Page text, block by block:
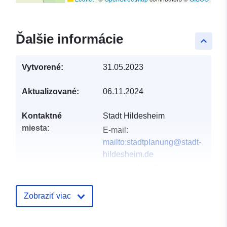
keyboard_arrow_up
Ďalšie informácie
Vytvorené: 31.05.2023
Aktualizované: 06.11.2024
Kontaktné
miesta:
Stadt Hildesheim
E-mail:
mailto:stadtplanung@stadt-
hildesheim.de
Zobraziť viac